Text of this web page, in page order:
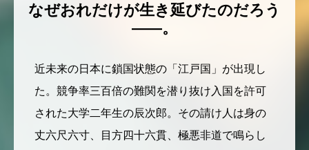
なぜおれだけが生き延びたのだろう
――。
近未来の日本に鎖国状態の「江戸国」が出現し
た。競争率三百倍の難関を潜り抜け入国を許可
された大学二年生の辰次郎。その請け人は身の
丈六尺六寸、目方四十六貫、極悪非道で鳴らし